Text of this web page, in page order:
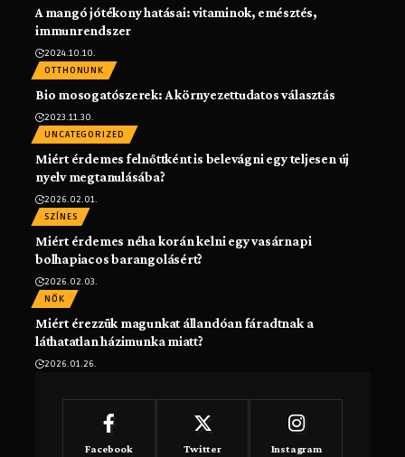
A mangó jótékony hatásai: vitaminok, emésztés,
immunrendszer
2024.10.10.
OTTHONUNK
Bio mosogatószerek: A környezettudatos választás
2023.11.30.
UNCATEGORIZED
Miért érdemes felnőttként is belevágni egy teljesen új
nyelv megtanulásába?
2026.02.01.
SZÍNES
Miért érdemes néha korán kelni egy vasárnapi
bolhapiacos barangolásért?
2026.02.03.
NŐK
Miért érezzük magunkat állandóan fáradtnak a
láthatatlan házimunka miatt?
2026.01.26.
Facebook Twitter Instagram